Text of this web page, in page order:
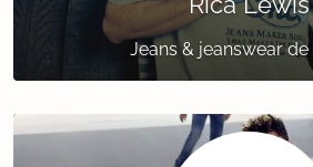
Jeans & jeanswear